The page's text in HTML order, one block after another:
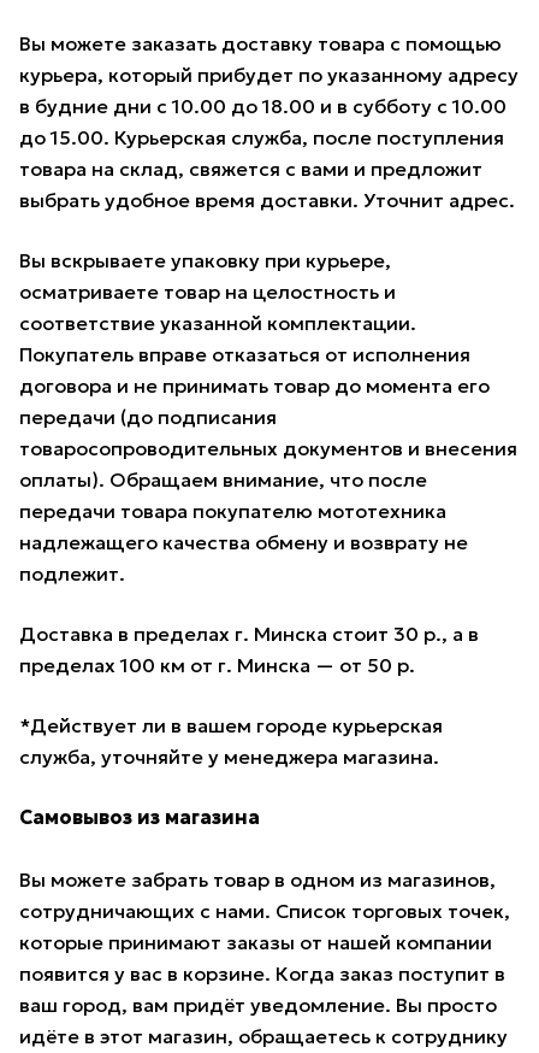
Вы можете заказать доставку товара с помощью
курьера, который прибудет по указанному адресу
в будние дни с 10.00 до 18.00 и в субботу с 10.00
до 15.00. Курьерская служба, после поступления
товара на склад, свяжется с вами и предложит
выбрать удобное время доставки. Уточнит адрес.
Вы вскрываете упаковку при курьере,
осматриваете товар на целостность и
соответствие указанной комплектации.
Покупатель вправе отказаться от исполнения
договора и не принимать товар до момента его
передачи (до подписания
товаросопроводительных документов и внесения
оплаты). Обращаем внимание, что после
передачи товара покупателю мототехника
надлежащего качества обмену и возврату не
подлежит.
Доставка в пределах г. Минска стоит 30 р., а в
пределах 100 км от г. Минска — от 50 р.
*Действует ли в вашем городе курьерская
служба, уточняйте у менеджера магазина.
Самовывоз из магазина
Вы можете забрать товар в одном из магазинов,
сотрудничающих с нами. Список торговых точек,
которые принимают заказы от нашей компании
появится у вас в корзине. Когда заказ поступит в
ваш город, вам придёт уведомление. Вы просто
идёте в этот магазин, обращаетесь к сотруднику